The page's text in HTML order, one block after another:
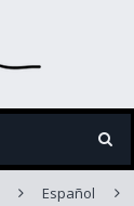
Español